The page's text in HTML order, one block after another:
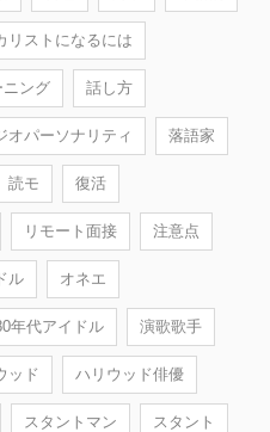
リストになるには
ニング 話し方
オパーソナリティ 落語家
読モ 復活
リモート面接 注意点
ル オネエ
年代アイドル 演歌歌手
ッド ハリウッド俳優
スタントマン スタント